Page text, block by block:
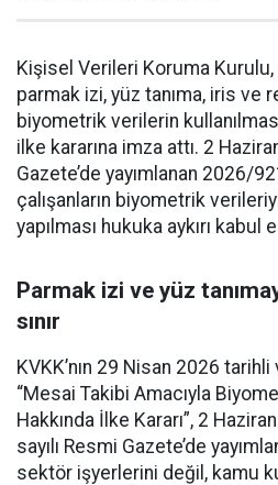
Kişisel Verileri Koruma
parmak izi, yüz tanıma, iris ve
biyometrik verilerin
ilke kararına imza attı. 2
Gazete’de yayımlanan 2026/
çalışanların biyometrik
yapılması hukuka aykırı kabul
Parmak izi ve yüz
sınır
KVKK’nın 29 Nisan 2026
“Mesai Takibi Amacıyla
Hakkında İlke Kararı”, 2
sayılı Resmi Gazete’de
sektör işyerlerini değil, kamu